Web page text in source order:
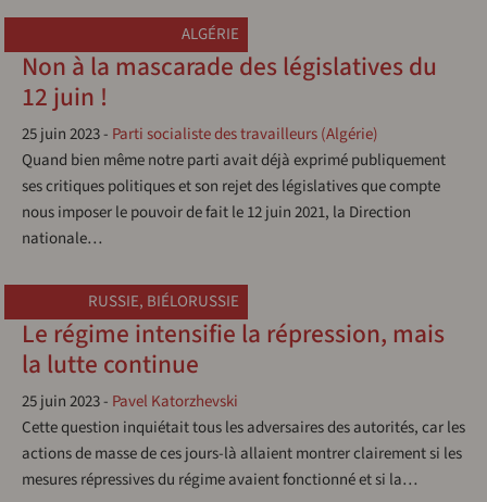
ALGÉRIE
Non à la mascarade des législatives du
12 juin !
25 juin 2023- Parti socialiste des travailleurs (Algérie)
Quand bien même notre parti avait déjà exprimé publiquement
ses critiques politiques et son rejet des législatives que compte
nous imposer le pouvoir de fait le 12 juin 2021, la Direction
nationale…
RUSSIE, BIÉLORUSSIE
Le régime intensifie la répression, mais
la lutte continue
25 juin 2023- Pavel Katorzhevski
Cette question inquiétait tous les adversaires des autorités, car les
actions de masse de ces jours-là allaient montrer clairement si les
mesures répressives du régime avaient fonctionné et si la…